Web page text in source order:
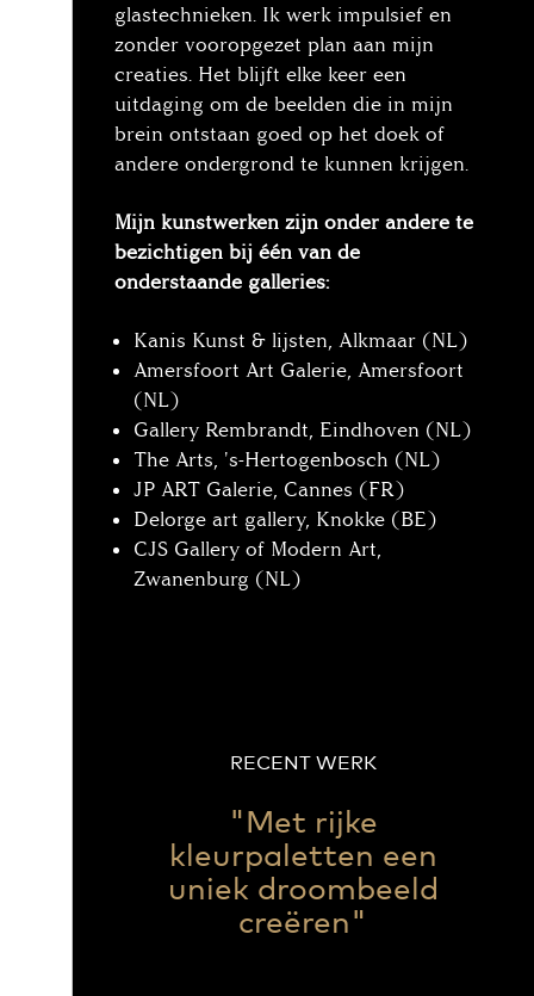
glastechnieken. Ik werk impulsief en
zonder vooropgezet plan aan mijn
creaties. Het blijft elke keer een
uitdaging om de beelden die in mijn
brein ontstaan goed op het doek of
andere ondergrond te kunnen krijgen.
Mijn kunstwerken zijn onder andere te
bezichtigen bij één van de
onderstaande galleries:
Kanis Kunst & lijsten, Alkmaar (NL)
Amersfoort Art Galerie, Amersfoort
(NL)
Gallery Rembrandt, Eindhoven (NL)
The Arts, 's-Hertogenbosch (NL)
JP ART Galerie, Cannes (FR)
Delorge art gallery, Knokke (BE)
CJS Gallery of Modern Art,
Zwanenburg (NL)
RECENT WERK
"Met rijke
kleurpaletten een
uniek droombeeld
creëren"